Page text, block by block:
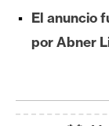
I
A
A
El anuncio
por Abner